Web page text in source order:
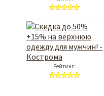
Рейтинг: